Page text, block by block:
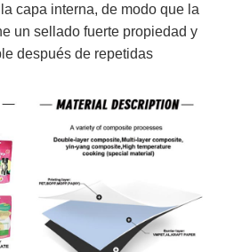
capa interna, de modo que la
un sellado fuerte propiedad y
después de repetidas